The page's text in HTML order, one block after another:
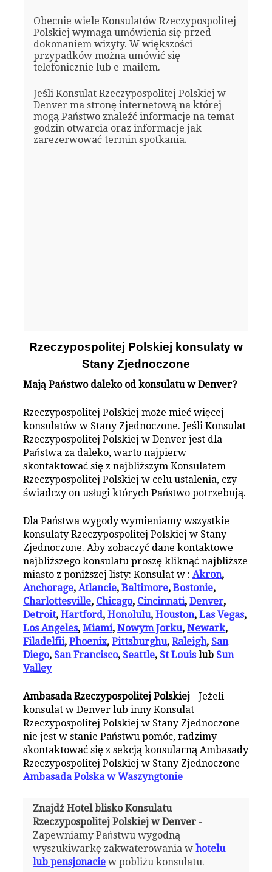
Obecnie wiele Konsulatów Rzeczypospolitej
Polskiej wymaga umówienia się przed
dokonaniem wizyty. W większości
przypadków można umówić się
telefonicznie lub e-mailem.
Jeśli Konsulat Rzeczypospolitej Polskiej w
Denver ma stronę internetową na której
mogą Państwo znaleźć informacje na temat
godzin otwarcia oraz informacje jak
zarezerwować termin spotkania.
Rzeczypospolitej Polskiej konsulaty w
Stany Zjednoczone
Mają Państwo daleko od konsulatu w Denver?
Rzeczypospolitej Polskiej może mieć więcej
konsulatów w Stany Zjednoczone. Jeśli Konsulat
Rzeczypospolitej Polskiej w Denver jest dla
Państwa za daleko, warto najpierw
skontaktować się z najbliższym Konsulatem
Rzeczypospolitej Polskiej w celu ustalenia, czy
świadczy on usługi których Państwo potrzebują.
Dla Państwa wygody wymieniamy wszystkie
konsulaty Rzeczypospolitej Polskiej w Stany
Zjednoczone. Aby zobaczyć dane kontaktowe
najbliższego konsulatu proszę kliknąć najbliższe
miasto z poniższej listy: Konsulat w :Akron,
Anchorage,Atlancie,Baltimore,Bostonie,
Charlottesville, Chicago, Cincinnati,Denver,
Detroit,Hartford,Honolulu,Houston,Las Vegas,
Los Angeles,Miami,Nowym Jorku,Newark,
Filadelfii,Phoenix,Pittsburghu,Raleigh, San
Diego, San Francisco, Seattle, St Louislub Sun
Valley
Ambasada Rzeczypospolitej Polskiej - Jeżeli
konsulat w Denver lub inny Konsulat
Rzeczypospolitej Polskiej w Stany Zjednoczone
nie jest w stanie Państwu pomóc, radzimy
skontaktować się z sekcją konsularną Ambasady
Rzeczypospolitej Polskiej w Stany Zjednoczone
Ambasada Polska w Waszyngtonie
Znajdź Hotel blisko Konsulatu
Rzeczypospolitej Polskiej w Denver-
Zapewniamy Państwu wygodną
wyszukiwarkę zakwaterowania w hotelu
lub pensjonaciew pobliżu konsulatu.